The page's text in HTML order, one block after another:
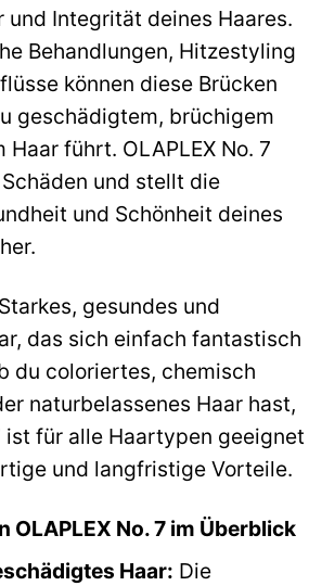
und Integrität deines Haares.
Behandlungen, Hitzestyling
können diese Brücken
geschädigtem, brüchigem
Haar führt. OLAPLEX No. 7
und stellt die
und Schönheit deines
gesundes und
das sich einfach fantastisch
du coloriertes, chemisch
naturbelassenes Haar hast,
ist für alle Haartypen geeignet
und langfristige Vorteile.
OLAPLEX No. 7 im Überblick
Haar: Die